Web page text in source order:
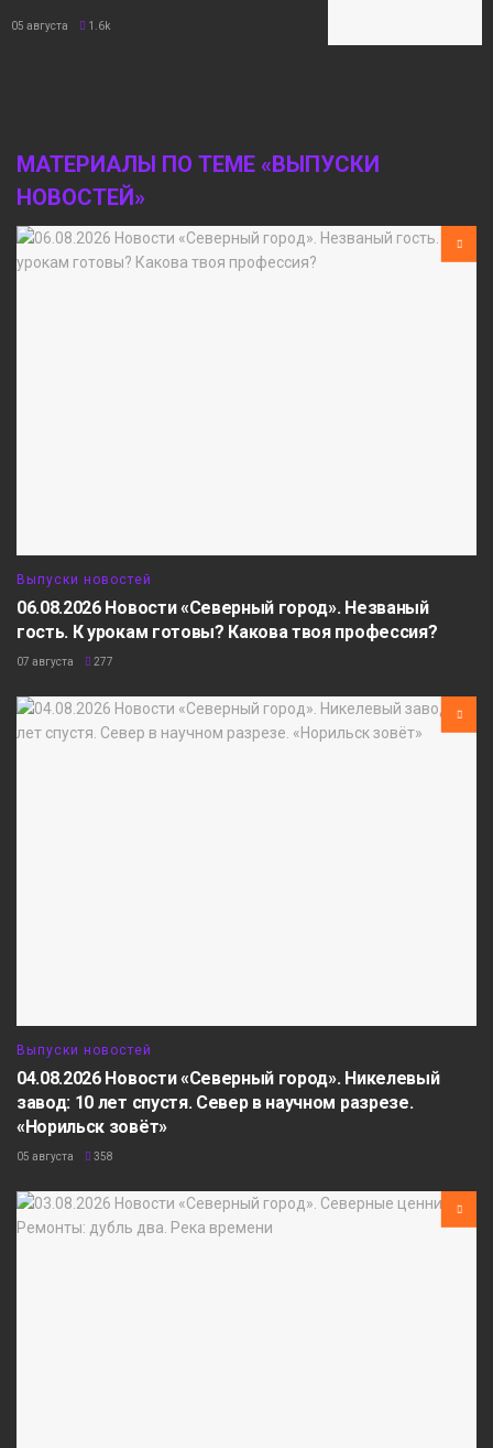
05 августа 1.6k
МАТЕРИАЛЫ ПО ТЕМЕ «ВЫПУСКИ
НОВОСТЕЙ»
Выпуски новостей
06.08.2026 Новости «Северный город». Незваный
гость. К урокам готовы? Какова твоя профессия?
07 августа 277
Выпуски новостей
04.08.2026 Новости «Северный город». Никелевый
завод: 10 лет спустя. Север в научном разрезе.
«Норильск зовёт»
05 августа 358